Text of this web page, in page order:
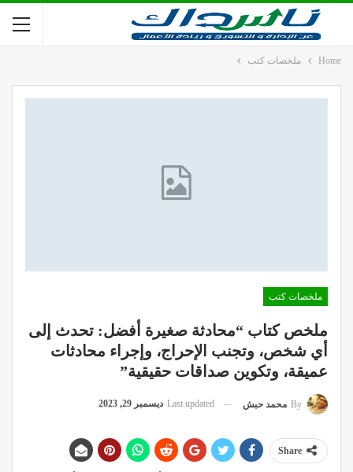
Home ملخصات كتب
ملخصات كتب
ملخص كتاب “محادثة صغيرة أفضل: تحدث إلى
أي شخص، وتجنب الإحراج، وإجراء محادثات
عميقة، وتكوين صداقات حقيقية”
By محمد حبش Last updated ديسمبر 29, 2023
Share